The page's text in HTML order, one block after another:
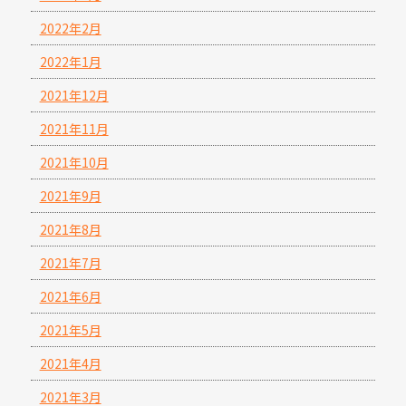
2022年2月
2022年1月
2021年12月
2021年11月
2021年10月
2021年9月
2021年8月
2021年7月
2021年6月
2021年5月
2021年4月
2021年3月